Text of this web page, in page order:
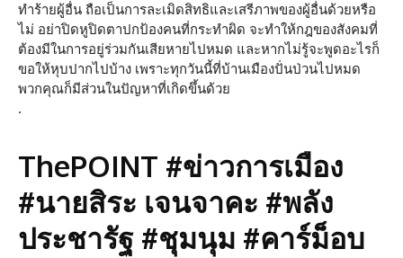
ทำร้ายผู้อื่น ถือเป็นการละเมิดสิทธิและเสรีภาพของผู้อื่นด้วยหรือ
ไม่ อย่าปิดหูปิดตาปกป้องคนที่กระทำผิด จะทำให้กฎของสังคมที่
ต้องมีในการอยู่ร่วมกันเสียหายไปหมด และหากไม่รู้จะพูดอะไรก็
ขอให้หุบปากไปบ้าง เพราะทุกวันนี้ที่บ้านเมืองปั่นป่วนไปหมด
พวกคุณก็มีส่วนในปัญหาที่เกิดขึ้นด้วย
.
ThePOINT #ข่าวการเมือง
#นายสิระ เจนจาคะ #พลัง
ประชารัฐ #ชุมนุม #คาร์ม็อบ